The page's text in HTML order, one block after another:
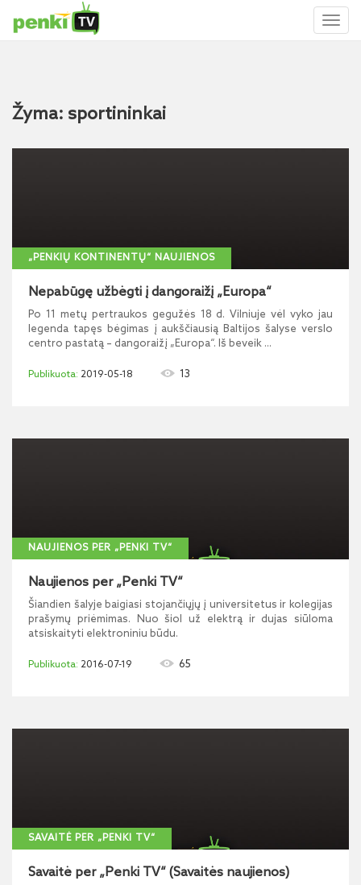
Žyma: sportininkai
„PENKIŲ KONTINENTŲ“ NAUJIENOS
Nepabūgę užbėgti į dangoraižį „Europa“
Po 11 metų pertraukos gegužės 18 d. Vilniuje vėl vyko jau
legenda tapęs bėgimas į aukščiausią Baltijos šalyse verslo
centro pastatą – dangoraižį „Europa“. Iš beveik ...
2019-05-18 13
NAUJIENOS PER „PENKI TV“
Naujienos per „Penki TV“
Šiandien šalyje baigiasi stojančiųjų į universitetus ir kolegijas
prašymų priėmimas. Nuo šiol už elektrą ir dujas siūloma
atsiskaityti elektroniniu būdu.
2016-07-19 65
SAVAITĖ PER „PENKI TV“
Savaitė per „Penki TV“ (Savaitės naujienos)